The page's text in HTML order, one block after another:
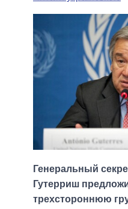
Генеральный
Гутерриш
трехстороннюю